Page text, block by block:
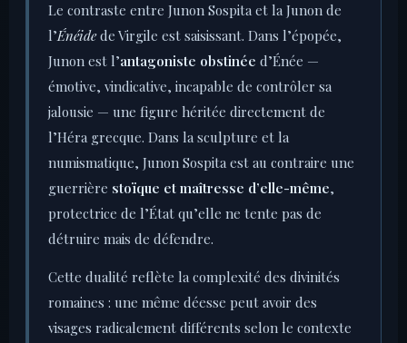
Le contraste entre Junon Sospita et la Junon de
l’Énéidede Virgile est saisissant. Dans l’épopée,
Junon est l’antagoniste obstinée d’Énée —
émotive, vindicative, incapable de contrôler sa
jalousie — une figure héritée directement de
l’Héra grecque. Dans la sculpture et la
numismatique, Junon Sospita est au contraire une
guerrière stoïque et maîtresse d’elle-même,
protectrice de l’État qu’elle ne tente pas de
détruire mais de défendre.
Cette dualité reflète la complexité des divinités
romaines : une même déesse peut avoir des
visages radicalement différents selon le contexte